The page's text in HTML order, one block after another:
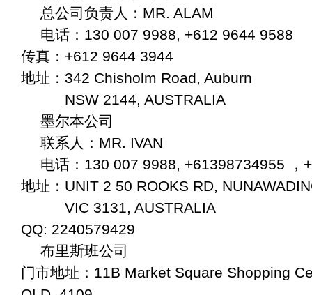
总公司负责人：MR. ALAM
电话：130 007 9988, +612 9644 9588
传真：+612 9644 3944
地址：342 Chisholm Road, Auburn
NSW 2144, AUSTRALIA
墨尔本公司
联系人：MR. IVAN
电话：130 007 9988, +61398734955 ，
地址：UNIT 2 50 ROOKS RD,
VIC 3131, AUSTRALIA
QQ: 2240579429
布里斯班公司
门市地址：11B Market Square Shopping